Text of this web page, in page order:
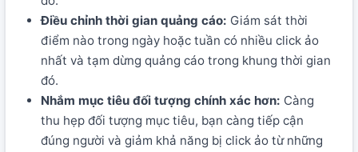
Điều chỉnh thời gian quảng cáo: Giám sát thời
điểm nào trong ngày hoặc tuần có nhiều click ảo
nhất và tạm dừng quảng cáo trong khung thời gian
đó.
Nhắm mục tiêu đối tượng chính xác hơn: Càng
thu hẹp đối tượng mục tiêu, bạn càng tiếp cận
đúng người và giảm khả năng bị click ảo từ những